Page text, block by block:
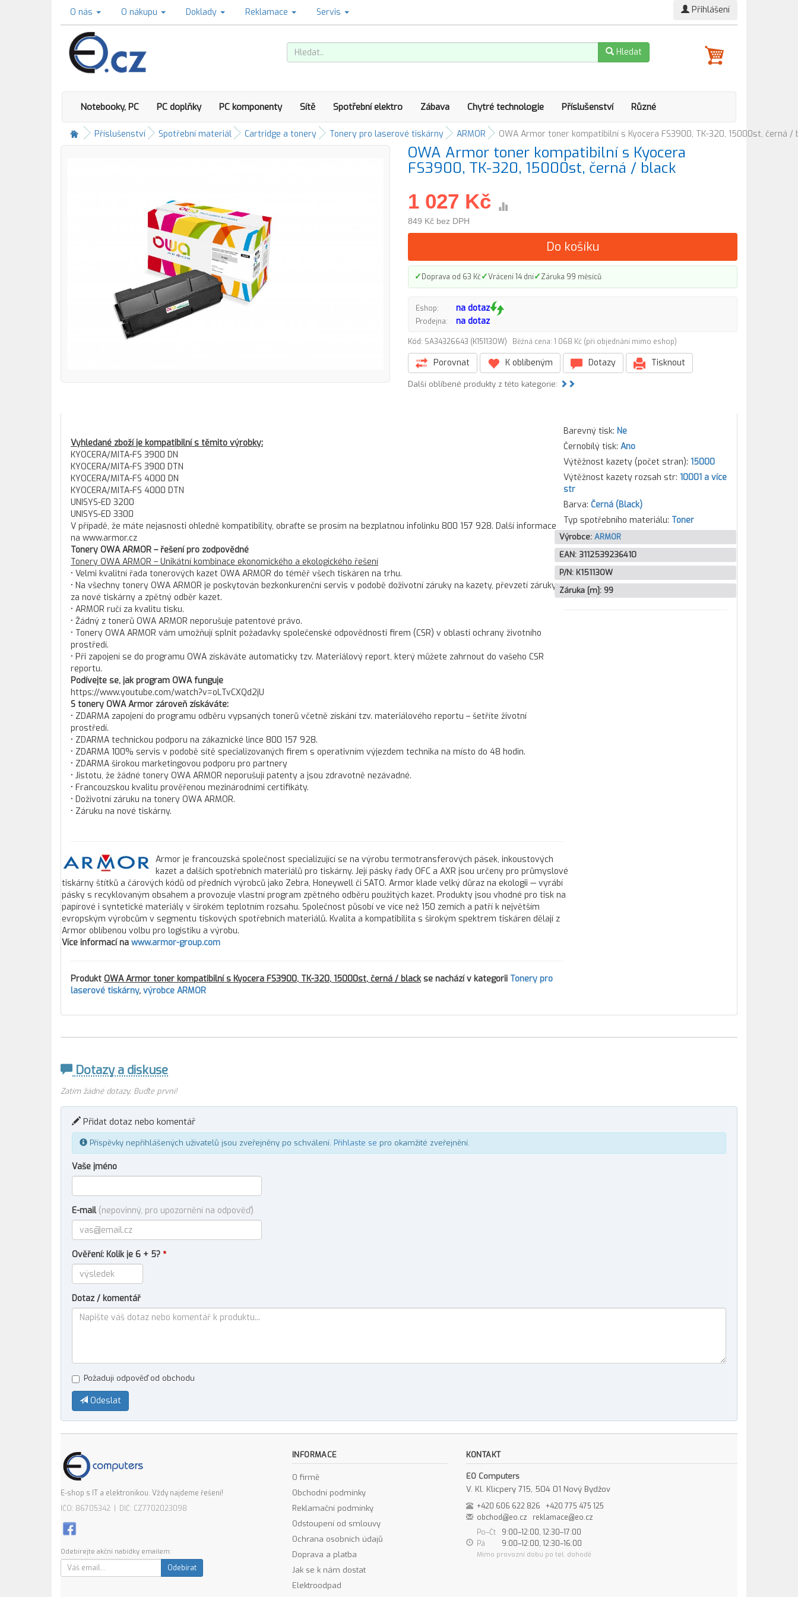
O nás O nákupu Doklady Reklamace Servis Přihlášení
Hledat
Notebooky, PC PC doplňky PC komponenty Sítě Spotřební elektro Zábava Chytré technologie Příslušenství Různé
Příslušenství Spotřební materiál Cartridge a tonery Tonery pro laserové tiskárny ARMOR OWA Armor toner kompatibilní s Kyocera FS3900, TK-320, 15000st, černá /
OWA Armor toner kompatibilní s Kyocera
FS3900, TK-320, 15000st, černá / black
1 027 Kč
849 Kč bez DPH
Do košíku
✓Doprava od 63 Kč✓Vrácení 14 dní✓Záruka 99 měsíců
Eshop: na dotaz
Prodejna: na dotaz
Kód: SA34326643 (K15113OW) Běžná cena: 1 068 Kč (při objednání mimo eshop)
Porovnat K oblíbeným Dotazy Tisknout
Další oblíbené produkty z této kategorie:
Vyhledané zboží je kompatibilní s těmito výrobky:
KYOCERA/MITA-FS 3900 DN
KYOCERA/MITA-FS 3900 DTN
KYOCERA/MITA-FS 4000 DN
KYOCERA/MITA-FS 4000 DTN
UNISYS-ED 3200
UNISYS-ED 3300
V případě, že máte nejasnosti ohledně kompatibility, obraťte se prosím na bezplatnou infolinku 800 157 928. Další informace
na www.armor.cz
Tonery OWA ARMOR – řešení pro zodpovědné
Tonery OWA ARMOR – Unikátní kombinace ekonomického a ekologického řešení
• Velmi kvalitní řada tonerových kazet OWA ARMOR do téměř všech tiskáren na trhu.
• Na všechny tonery OWA ARMOR je poskytován bezkonkurenční servis v podobě doživotní záruky na kazety, převzetí záruky
za nové tiskárny a zpětný odběr kazet.
• ARMOR ručí za kvalitu tisku.
• Žádný z tonerů OWA ARMOR neporušuje patentové právo.
• Tonery OWA ARMOR vám umožňují splnit požadavky společenské odpovědnosti firem (CSR) v oblasti ochrany životního
prostředí.
• Při zapojení se do programu OWA získáváte automaticky tzv. Materiálový report, který můžete zahrnout do vašeho CSR
reportu.
Podívejte se, jak program OWA funguje
https://www.youtube.com/watch?v=oLTvCXQd2jU
S tonery OWA Armor zároveň získáváte:
• ZDARMA zapojení do programu odběru vypsaných tonerů včetně získání tzv. materiálového reportu – šetříte životní
prostředí.
• ZDARMA technickou podporu na zákaznické lince 800 157 928.
• ZDARMA 100% servis v podobě sítě specializovaných firem s operativním výjezdem technika na místo do 48 hodin.
• ZDARMA širokou marketingovou podporu pro partnery
• Jistotu, že žádné tonery OWA ARMOR neporušují patenty a jsou zdravotně nezávadné.
• Francouzskou kvalitu prověřenou mezinárodními certifikáty.
• Doživotní záruku na tonery OWA ARMOR.
• Záruku na nové tiskárny.
Armor je francouzská společnost specializující se na výrobu termotransferových pásek, inkoustových
kazet a dalších spotřebních materiálů pro tiskárny. Její pásky řady OFC a AXR jsou určeny pro průmyslové
tiskárny štítků a čárových kódů od předních výrobců jako Zebra, Honeywell či SATO. Armor klade velký důraz na ekologii — vyrábí
pásky s recyklovaným obsahem a provozuje vlastní program zpětného odběru použitých kazet. Produkty jsou vhodné pro tisk na
papírové i syntetické materiály v širokém teplotním rozsahu. Společnost působí ve více než 150 zemích a patří k největším
evropským výrobcům v segmentu tiskových spotřebních materiálů. Kvalita a kompatibilita s širokým spektrem tiskáren dělají z
Armor oblíbenou volbu pro logistiku a výrobu.
Více informací na www.armor-group.com
Produkt OWA Armor toner kompatibilní s Kyocera FS3900, TK-320, 15000st, černá / blackse nachází v kategorii Tonery pro
laserové tiskárny, výrobce ARMOR
Barevný tisk: Ne
Černobílý tisk: Ano
Výtěžnost kazety (počet stran): 15000
Výtěžnost kazety rozsah str: 10001 a více
str
Barva: Černá (Black)
Typ spotřebního materiálu: Toner
Výrobce: ARMOR
EAN: 3112539236410
P/N: K15113OW
Záruka [m]: 99
Dotazy a diskuse
Zatím žádné dotazy. Buďte první!
Přidat dotaz nebo komentář
Příspěvky nepřihlášených uživatelů jsou zveřejněny po schválení. Přihlaste se pro okamžité zveřejnění.
Vaše jméno
E-mail (nepovinný, pro upozornění na odpověď)
Ověření: Kolik je 6 + 5? *
Dotaz / komentář
Požaduji odpověď od obchodu
Odeslat
E-shop s IT a elektronikou. Vždy najdeme řešení!
IČO: 86705342 | DIČ: CZ7702023098
Odebírejte akční nabídky emailem:
Odebírat
INFORMACE
O firmě
Obchodní podmínky
Reklamační podmínky
Odstoupení od smlouvy
Ochrana osobních údajů
Doprava a platba
Jak se k nám dostat
Elektroodpad
KONTAKT
EO Computers
V. Kl. Klicpery 715, 504 01 Nový Bydžov
+420 606 622 826
+420 775 475 125
obchod@eo.cz
reklamace@eo.cz
Po–Čt
9:00–12:00, 12:30–17:00
Pá
9:00–12:00, 12:30–16:00
Mimo provozní dobu po tel. dohodě